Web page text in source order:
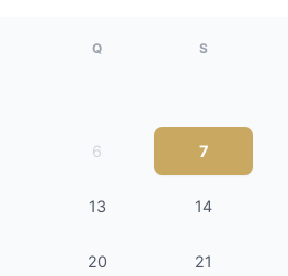
Q S
6 7
13 14
20 21